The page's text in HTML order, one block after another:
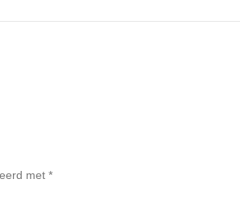
met *